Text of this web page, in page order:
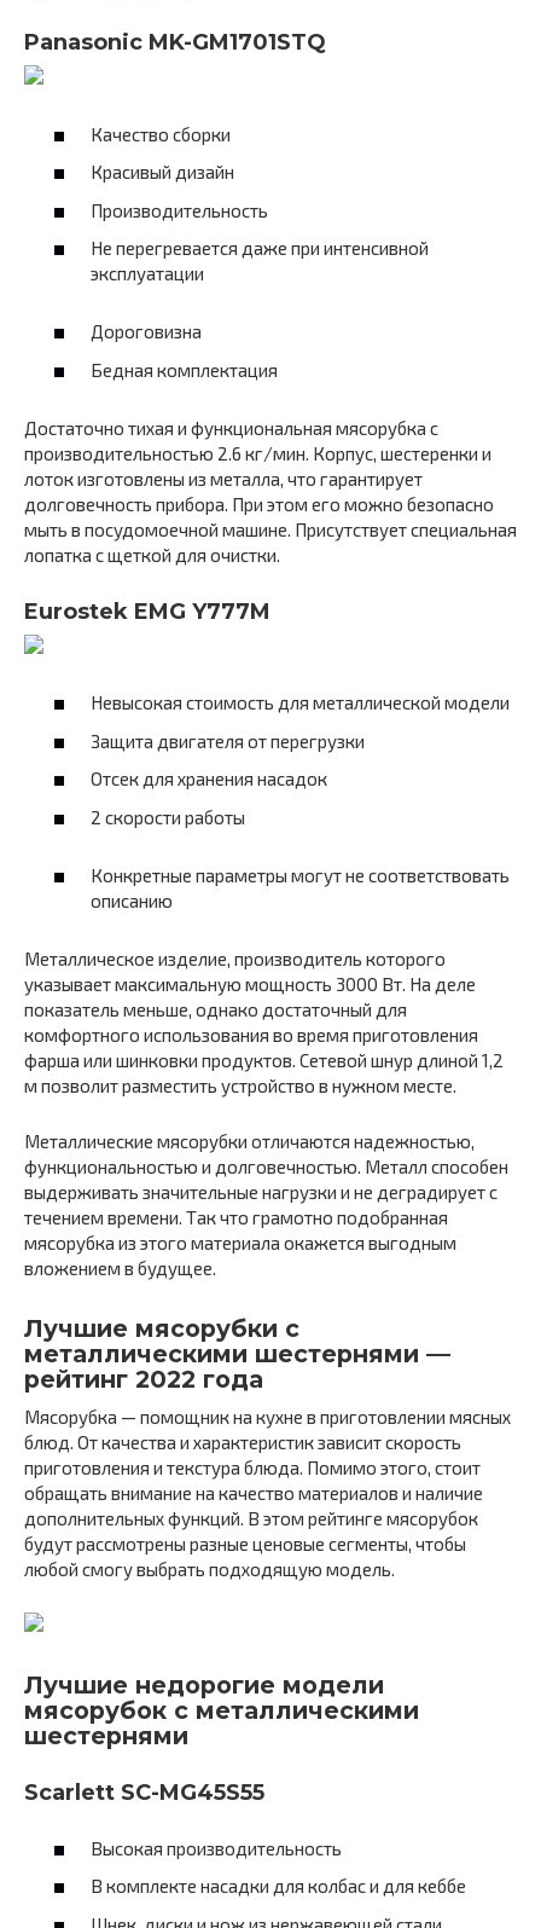
Panasonic MK-GM1701STQ
Качество сборки
Красивый дизайн
Производительность
Не перегревается даже при интенсивной
эксплуатации
Дороговизна
Бедная комплектация
Достаточно тихая и функциональная мясорубка с
производительностью 2.6 кг/мин. Корпус, шестеренки и
лоток изготовлены из металла, что гарантирует
долговечность прибора. При этом его можно безопасно
мыть в посудомоечной машине. Присутствует специальная
лопатка с щеткой для очистки.
Eurostek EMG Y777M
Невысокая стоимость для металлической модели
Защита двигателя от перегрузки
Отсек для хранения насадок
2 скорости работы
Конкретные параметры могут не соответствовать
описанию
Металлическое изделие, производитель которого
указывает максимальную мощность 3000 Вт. На деле
показатель меньше, однако достаточный для
комфортного использования во время приготовления
фарша или шинковки продуктов. Сетевой шнур длиной 1,2
м позволит разместить устройство в нужном месте.
Металлические мясорубки отличаются надежностью,
функциональностью и долговечностью. Металл способен
выдерживать значительные нагрузки и не деградирует с
течением времени. Так что грамотно подобранная
мясорубка из этого материала окажется выгодным
вложением в будущее.
Лучшие мясорубки с
металлическими шестернями —
рейтинг 2022 года
Мясорубка — помощник на кухне в приготовлении мясных
блюд. От качества и характеристик зависит скорость
приготовления и текстура блюда. Помимо этого, стоит
обращать внимание на качество материалов и наличие
дополнительных функций. В этом рейтинге мясорубок
будут рассмотрены разные ценовые сегменты, чтобы
любой смогу выбрать подходящую модель.
Лучшие недорогие модели
мясорубок с металлическими
шестернями
Scarlett SC-MG45S55
Высокая производительность
В комплекте насадки для колбас и для кеббе